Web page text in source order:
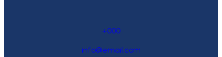
+000
info@email.com